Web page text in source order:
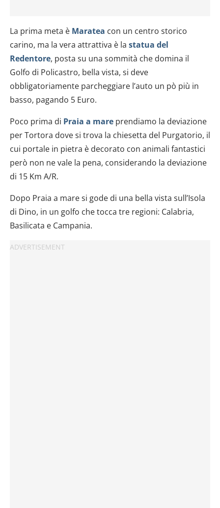
La prima meta è Maratea con un centro storico
carino, ma la vera attrattiva è la statua del
Redentore, posta su una sommità che domina il
Golfo di Policastro, bella vista, si deve
obbligatoriamente parcheggiare l’auto un pò più in
basso, pagando 5 Euro.
Poco prima di Praia a mare prendiamo la deviazione
per Tortora dove si trova la chiesetta del Purgatorio, il
cui portale in pietra è decorato con animali fantastici
però non ne vale la pena, considerando la deviazione
di 15 Km A/R.
Dopo Praia a mare si gode di una bella vista sull’Isola
di Dino, in un golfo che tocca tre regioni: Calabria,
Basilicata e Campania.